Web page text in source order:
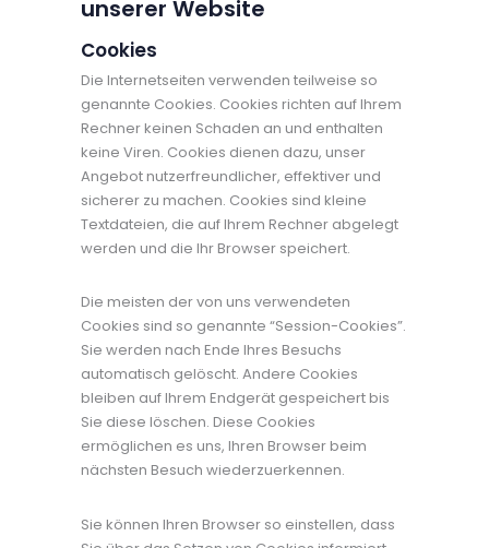
unserer Website
Cookies
Die Internetseiten verwenden teilweise so
genannte Cookies. Cookies richten auf Ihrem
Rechner keinen Schaden an und enthalten
keine Viren. Cookies dienen dazu, unser
Angebot nutzerfreundlicher, effektiver und
sicherer zu machen. Cookies sind kleine
Textdateien, die auf Ihrem Rechner abgelegt
werden und die Ihr Browser speichert.
Die meisten der von uns verwendeten
Cookies sind so genannte “Session-Cookies”.
Sie werden nach Ende Ihres Besuchs
automatisch gelöscht. Andere Cookies
bleiben auf Ihrem Endgerät gespeichert bis
Sie diese löschen. Diese Cookies
ermöglichen es uns, Ihren Browser beim
nächsten Besuch wiederzuerkennen.
Sie können Ihren Browser so einstellen, dass